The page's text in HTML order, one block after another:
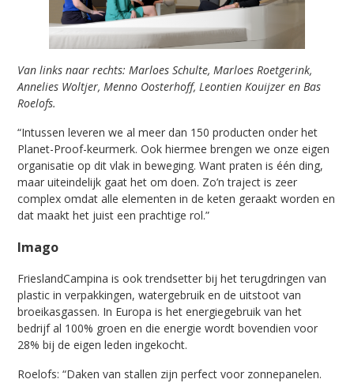
Van links naar rechts: Marloes Schulte, Marloes Roetgerink,
Annelies Woltjer, Menno Oosterhoff, Leontien Kouijzer en Bas
Roelofs.
“Intussen leveren we al meer dan 150 producten onder het
Planet-Proof-keurmerk. Ook hiermee brengen we onze eigen
organisatie op dit vlak in beweging. Want praten is één ding,
maar uiteindelijk gaat het om doen. Zo’n traject is zeer
complex omdat alle elementen in de keten geraakt worden en
dat maakt het juist een prachtige rol.”
Imago
FrieslandCampina is ook trendsetter bij het terugdringen van
plastic in verpakkingen, watergebruik en de uitstoot van
broeikasgassen. In Europa is het energiegebruik van het
bedrijf al 100% groen en die energie wordt bovendien voor
28% bij de eigen leden ingekocht.
Roelofs: “Daken van stallen zijn perfect voor zonnepanelen.